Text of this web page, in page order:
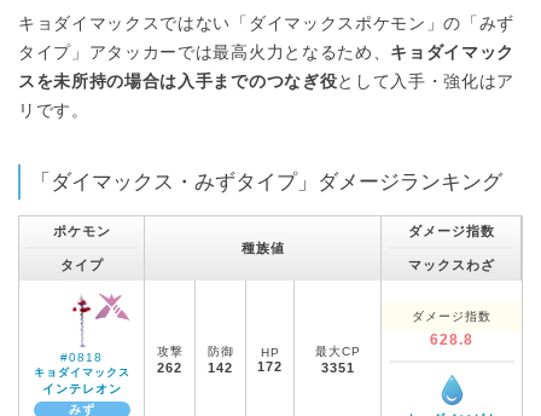
キョダイマックスではない「ダイマックスポケモン」の「みず
タイプ」アタッカーでは最高火力となるため、 キョダイマック
スを未所持の場合は入手までのつなぎ役として入手・強化はア
リです。
「ダイマックス・みずタイプ」ダメージランキング
ポケモン
タイプ
種族値
ダメージ指数
マックスわざ
#0818
キョダイマックス
インテレオン
みず
攻撃
262
防御
142
HP
172
最大CP
3351
ダメージ指数
628.8